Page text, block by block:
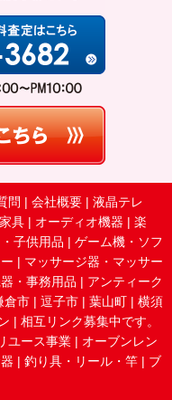
問 | 会社概要 | 液晶テレ
家具 | オーディオ機器 | 楽
子供用品 | ゲーム機・ソフ
| マッサージ器・マッサー
・事務用品 | アンティーク
倉市 | 逗子市 | 葉山町 | 横須
| 相互リンク募集中です。
ユース事業 | オーブンレン
| 釣り具・リール・竿 | ブ